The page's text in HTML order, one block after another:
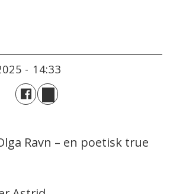
- 14:33
Ravn – en poetisk true